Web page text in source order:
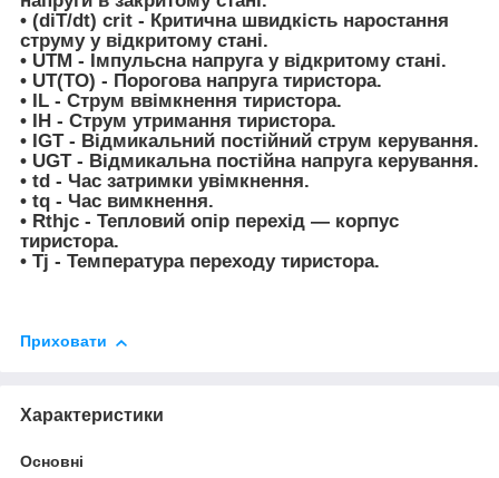
• (diT/dt) crit - Критична швидкість наростання
струму у відкритому стані.
• UTM - Імпульсна напруга у відкритому стані.
• UT(TO) - Порогова напруга тиристора.
• IL - Струм ввімкнення тиристора.
• IH - Струм утримання тиристора.
• IGT- Відмикальний постійний струм керування.
• UGT- Відмикальна постійна напруга керування.
• td - Час затримки увімкнення.
• tq - Час вимкнення.
• Rthjc - Тепловий опір перехід — корпус
тиристора.
• Tj - Температура переходу тиристора.
Приховати
Характеристики
Основні